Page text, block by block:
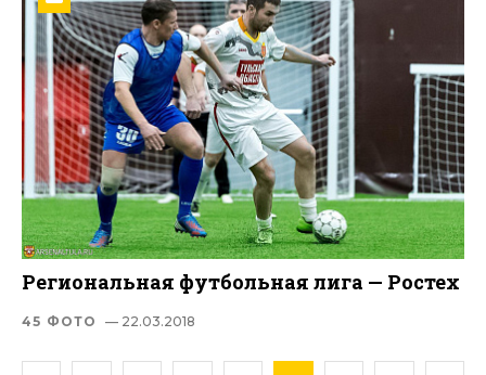
Региональная футбольная лига — Ростех
45 ФОТО — 22.03.2018